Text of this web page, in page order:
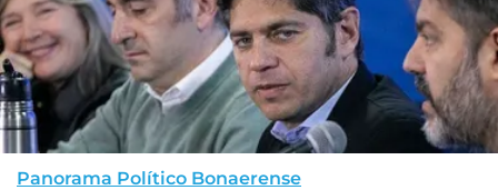
Panorama Político Bonaerense